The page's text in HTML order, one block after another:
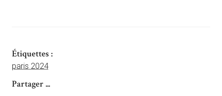
Étiquettes :
paris 2024
Partager ...